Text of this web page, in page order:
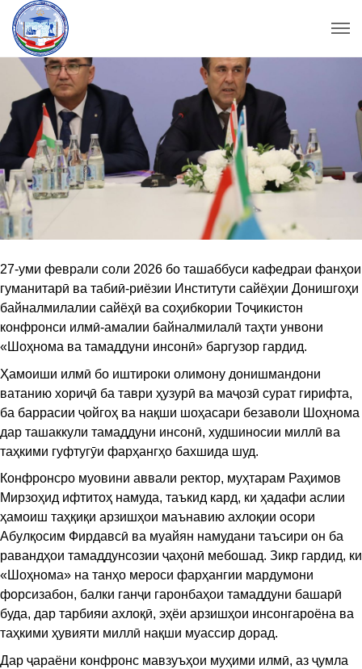
27-уми феврали соли 2026 бо ташаббуси кафедраи фанҳои
гуманитарӣ ва табиӣ-риёзии Институти сайёҳии Донишгоҳи
байналмилалии сайёҳӣ ва соҳибкории Тоҷикистон
конфронси илмӣ-амалии байналмилалӣ таҳти унвони
«Шоҳнома ва тамаддуни инсонӣ» баргузор гардид.
Ҳамоиши илмӣ бо иштироки олимону донишмандони
ватанию хориҷӣ ба таври ҳузурӣ ва маҷозӣ сурат гирифта,
ба баррасии ҷойгоҳ ва нақши шоҳасари безаволи Шоҳнома
дар ташаккули тамаддуни инсонӣ, худшиносии миллӣ ва
таҳкими гуфтугӯи фарҳангҳо бахшида шуд.
Конфронсро муовини аввали ректор, муҳтарам Раҳимов
Мирзоҳид ифтитоҳ намуда, таъкид кард, ки ҳадафи аслии
ҳамоиш таҳқиқи арзишҳои маънавию ахлоқии осори
Абулқосим Фирдавсӣ ва муайян намудани таъсири он ба
равандҳои тамаддунсозии ҷаҳонӣ мебошад. Зикр гардид, ки
«Шоҳнома» на танҳо мероси фарҳангии мардумони
форсизабон, балки ганҷи гаронбаҳои тамаддуни башарӣ
буда, дар тарбияи ахлоқӣ, эҳёи арзишҳои инсонгароёна ва
таҳкими ҳувияти миллӣ нақши муассир дорад.
Дар ҷараёни конфронс мавзуъҳои муҳими илмӣ, аз ҷумла